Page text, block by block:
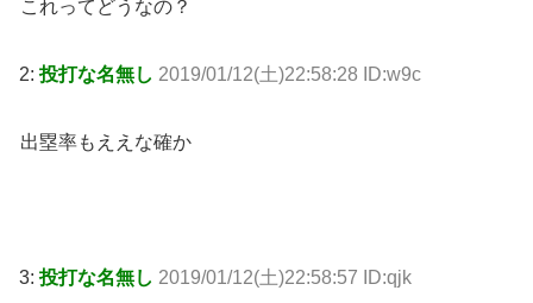
これってどうなの？
2:投打な名無し 2019/01/12(土)22:58:28 ID:w9c
出塁率もええな確か
3:投打な名無し 2019/01/12(土)22:58:57 ID:qjk